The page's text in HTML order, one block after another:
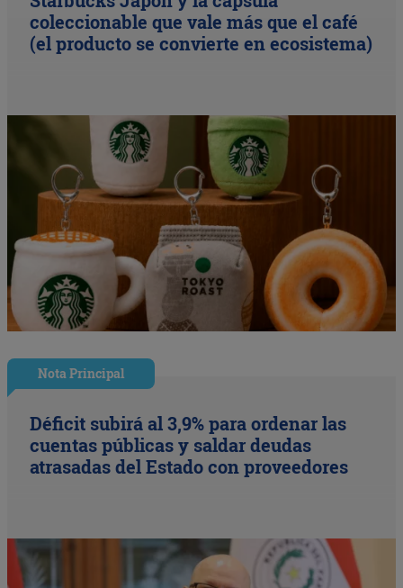
coleccionable que vale más que el café
(el producto se convierte en ecosistema)
Nota Principal
Déficit subirá al 3,9% para ordenar las
cuentas públicas y saldar deudas
atrasadas del Estado con proveedores